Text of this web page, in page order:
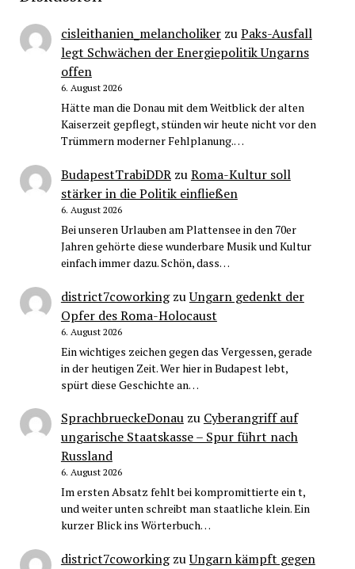
cisleithanien_melancholikerzuPaks-Ausfall
legt Schwächen der Energiepolitik Ungarns
offen
6. August 2026
Hätte man die Donau mit dem Weitblick der alten
Kaiserzeit gepflegt, stünden wir heute nicht vor den
Trümmern moderner Fehlplanung.…
BudapestTrabiDDRzuRoma-Kultur soll
stärker in die Politik einfließen
6. August 2026
Bei unseren Urlauben am Plattensee in den 70er
Jahren gehörte diese wunderbare Musik und Kultur
einfach immer dazu. Schön, dass…
district7coworkingzuUngarn gedenkt der
Opfer des Roma-Holocaust
6. August 2026
Ein wichtiges zeichen gegen das Vergessen, gerade
in der heutigen Zeit. Wer hier in Budapest lebt,
spürt diese Geschichte an…
SprachbrueckeDonauzu Cyberangriff auf
ungarische Staatskasse – Spur führt nach
Russland
6. August 2026
Im ersten Absatz fehlt bei kompromittierte ein t,
und weiter unten schreibt man staatliche klein. Ein
kurzer Blick ins Wörterbuch…
district7coworkingzuUngarn kämpft gegen